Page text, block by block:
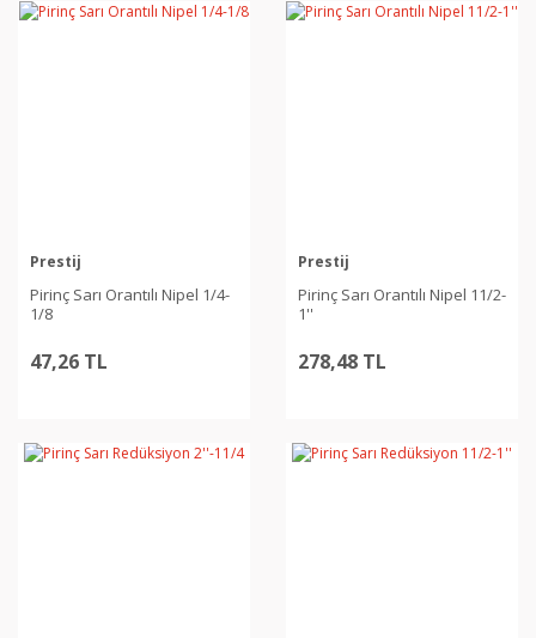
Prestij
Pirinç Sarı Orantılı Nipel 1/4-
1/8
47,26 TL
Prestij
Pirinç Sarı Orantılı Nipel 11/2-
1''
278,48 TL